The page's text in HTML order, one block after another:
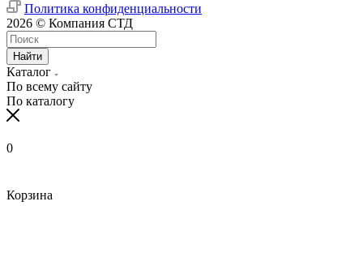
Политика конфиденциальности
2026 © Компания СТД
Найти
Каталог
По всему сайту
По каталогу
0
Корзина